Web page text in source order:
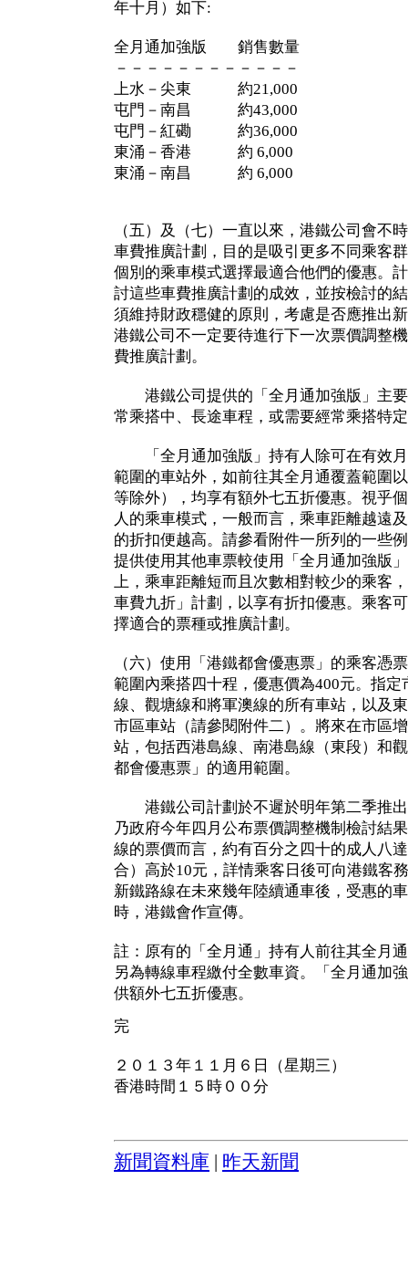
年十月）如下:
全月通加強版 銷售數量
－－－－－－－－－－－－
上水－尖東 約21,000
屯門－南昌 約43,000
屯門－紅磡 約36,000
東涌－香港 約 6,000
東涌－南昌 約 6,000
（五）及（七）一直以來，港鐵公司會不
車費推廣計劃，目的是吸引更多不同乘客
個別的乘車模式選擇最適合他們的優惠。
討這些車費推廣計劃的成效，並按檢討的
須維持財政穩健的原則，考慮是否應推出
港鐵公司不一定要待進行下一次票價調整
費推廣計劃。
港鐵公司提供的「全月通加強版」主要
常乘搭中、長途車程，或需要經常乘搭特
「全月通加強版」持有人除可在有效月
範圍的車站外，如前往其全月通覆蓋範圍
等除外），均享有額外七五折優惠。視乎
人的乘車模式，一般而言，乘車距離越遠
的折扣便越高。請參看附件一所列的一些
提供使用其他車票較使用「全月通加強版
上，乘車距離短而且次數相對較少的乘客
車費九折」計劃，以享有折扣優惠。乘客
擇適合的票種或推廣計劃。
（六）使用「港鐵都會優惠票」的乘客憑
範圍內乘搭四十程，優惠價為400元。指
線、觀塘線和將軍澳線的所有車站，以及
市區車站（請參閱附件二）。將來在市區
站，包括西港島線、南港島線（東段）和
都會優惠票」的適用範圍。
港鐵公司計劃於不遲於明年第二季推出
乃政府今年四月公布票價調整機制檢討結
線的票價而言，約有百分之四十的成人八
合）高於10元，詳情乘客日後可向港鐵客
新鐵路線在未來幾年陸續通車後，受惠的
時，港鐵會作宣傳。
註：原有的「全月通」持有人前往其全月
另為轉線車程繳付全數車資。「全月通加
供額外七五折優惠。
完
２０１３年１１月６日（星期三）
香港時間１５時００分
新聞資料庫 昨天新聞